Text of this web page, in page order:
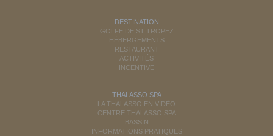
DESTINATION
GOLFE DE ST TROPEZ
HÉBERGEMENTS
RESTAURANT
ACTIVITÉS
INCENTIVE
THALASSO SPA
LA THALASSO EN VIDÉO
CENTRE THALASSO SPA
BASSIN
INFORMATIONS PRATIQUES